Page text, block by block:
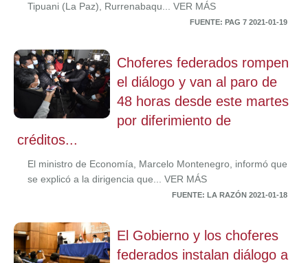
Tipuani (La Paz), Rurrenabaqu... VER MÁS
FUENTE: PAG 7 2021-01-19
Choferes federados rompen
el diálogo y van al paro de
48 horas desde este martes
por diferimiento de
créditos...
El ministro de Economía, Marcelo Montenegro, informó que
se explicó a la dirigencia que... VER MÁS
FUENTE: LA RAZÓN 2021-01-18
El Gobierno y los choferes
federados instalan diálogo a